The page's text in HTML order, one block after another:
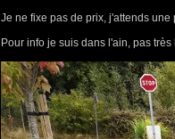
Je ne fixe pas de prix, j'attends
Pour info je suis dans l'ain, pas